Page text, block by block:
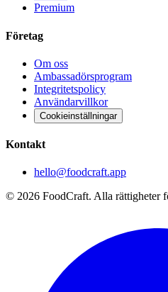
Premium
Företag
Om oss
Ambassadörsprogram
Integritetspolicy
Användarvillkor
Cookieinställningar
Kontakt
hello@foodcraft.app
© 2026 FoodCraft. Alla rättigheter